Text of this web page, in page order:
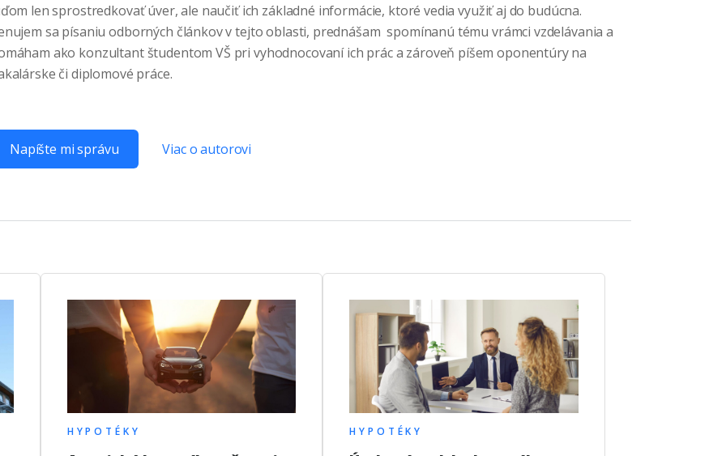
len sprostredkovať úver, ale naučiť ich základné informácie, ktoré vedia využiť aj do budúcna.
sa písaniu odborných článkov v tejto oblasti, prednášam spomínanú tému vrámci vzdelávania a
ako konzultant študentom VŠ pri vyhodnocovaní ich prác a zároveň píšem oponentúry na
či diplomové práce.
Napíšte mi správu Viac o autorovi
HYPOTÉKY HYPOTÉKY